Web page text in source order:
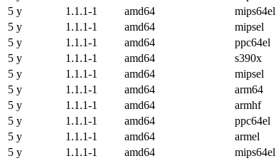
5 y
1.1.1-1 amd64 mips64el
5 y
1.1.1-1 amd64 mipsel
5 y
1.1.1-1 amd64 ppc64el
5 y
1.1.1-1 amd64 s390x
5 y
1.1.1-1 amd64 mipsel
5 y
1.1.1-1 amd64 arm64
5 y
1.1.1-1 amd64 armhf
5 y
1.1.1-1 amd64 ppc64el
5 y
1.1.1-1 amd64 armel
5 y
1.1.1-1 amd64 mips64el